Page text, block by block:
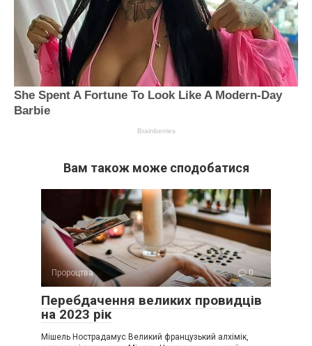
Вам також може сподобатися
Пророцтва 0
Перебдачення великих провидців
на 2023 рік
Мішель Нострадамус Великий французький алхімік,